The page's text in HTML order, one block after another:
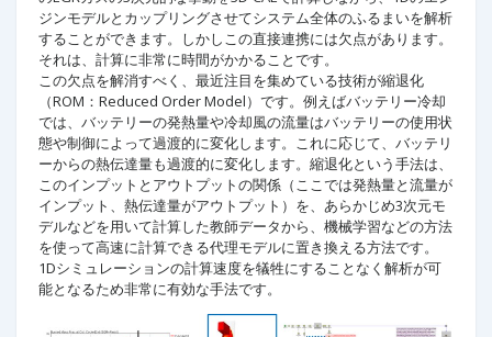
ジンモデルとカップリングさせてシステム全体のふるまいを解析
することができます。しかしこの直接連携には欠点があります。
それは、計算に非常に時間がかかることです。
この欠点を解消すべく、最近注目を集めている技術が縮退化
（ROM：Reduced Order Model）です。例えばバッテリー冷却
では、バッテリーの発熱量や冷却風の流量はバッテリーの使用状
態や制御によって過渡的に変化します。これに応じて、バッテリ
ーからの熱伝達量も過渡的に変化します。縮退化という手法は、
このインプットとアウトプットの関係（ここでは発熱量と流量が
インプット、熱伝達量がアウトプット）を、あらかじめ3次元モ
デルなどを用いて計算した教師データから、機械学習などの方法
を使って高速に計算できる代理モデルに置き換える方法です。
1Dシミュレーションの計算速度を犠牲にすることなく解析が可
能となるため非常に有効な手法です。